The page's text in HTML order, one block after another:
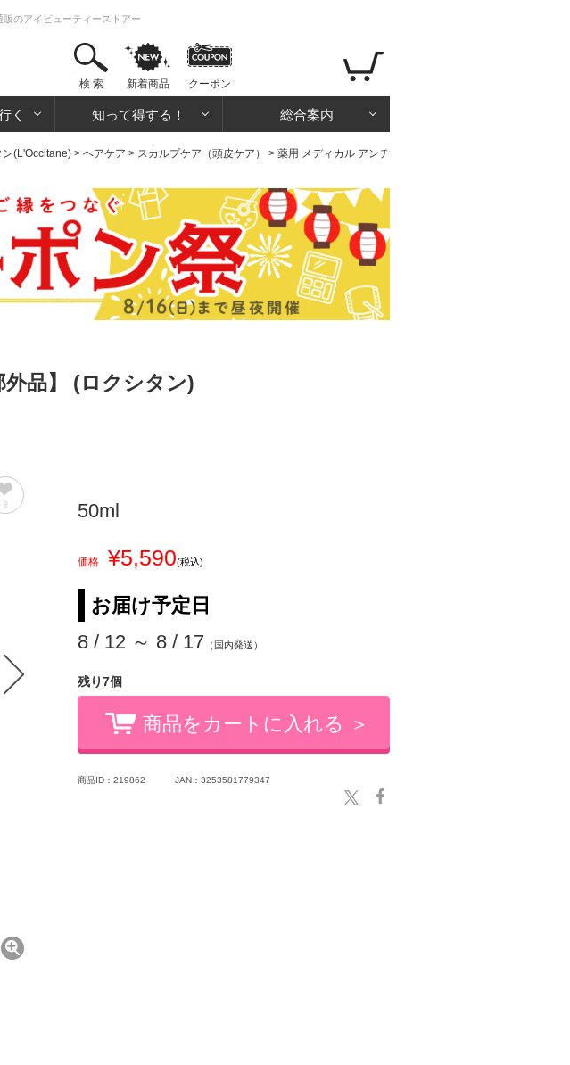
のアイビューティーストアー
検 索 新着商品 クーポン
く 知って得する！ 総合案内
ン(L'Occitane) > ヘアケア > スカルプケア（頭皮ケア）
> 薬用 メディカル アンチ
品】 (ロクシタン)
8 50ml
価格 ¥5,590(税込)
お届け予定日
8 / 12 ～ 8 / 17 （国内発送）
残り7個
商品をカートに入れる ＞
商品ID：219862 JAN：3253581779347